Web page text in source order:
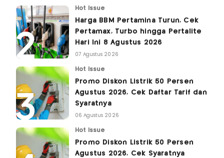
Hot Issue
Harga BBM Pertamina Turun, Cek
Pertamax, Turbo hingga Pertalite
Hari Ini 8 Agustus 2026
07 Agustus 2026
Hot Issue
Promo Diskon Listrik 50 Persen
Agustus 2026, Cek Daftar Tarif dan
Syaratnya
06 Agustus 2026
Hot Issue
Promo Diskon Listrik 50 Persen
Agustus 2026, Cek Syaratnya